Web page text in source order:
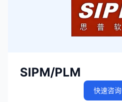
SIPM/PLM
快速咨询